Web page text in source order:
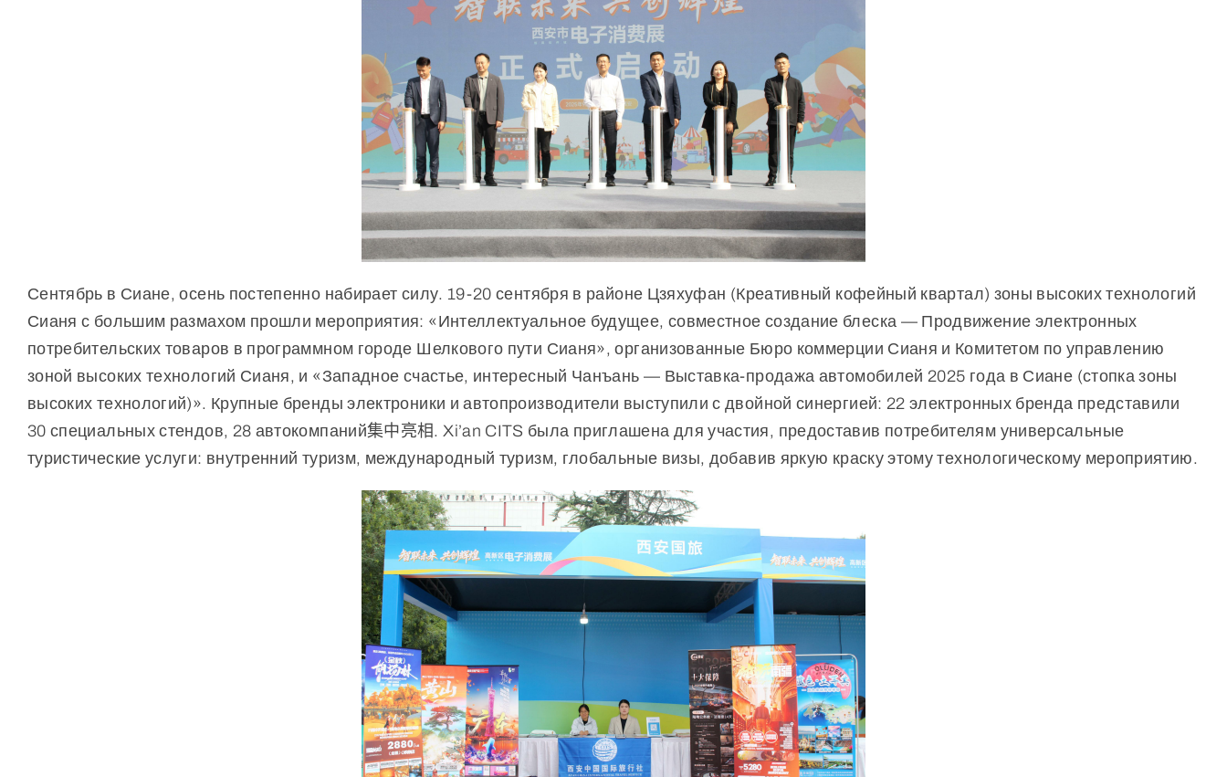
Сентябрь в Сиане, осень постепенно набирает силу. 19-20 сентября в районе Цзяхуфан (Креативный кофейный квартал) зоны высоких технологий
Сианя с большим размахом прошли мероприятия: «Интеллектуальное будущее, совместное создание блеска — Продвижение электронных
потребительских товаров в программном городе Шелкового пути Сианя», организованные Бюро коммерции Сианя и Комитетом по управлению
зоной высоких технологий Сианя, и «Западное счастье, интересный Чанъань — Выставка-продажа автомобилей 2025 года в Сиане (стопка зоны
высоких технологий)». Крупные бренды электроники и автопроизводители выступили с двойной синергией: 22 электронных бренда представили
30 специальных стендов, 28 автокомпаний集中亮相. Xi’an CITS была приглашена для участия, предоставив потребителям универсальные
туристические услуги: внутренний туризм, международный туризм, глобальные визы, добавив яркую краску этому технологическому мероприятию.